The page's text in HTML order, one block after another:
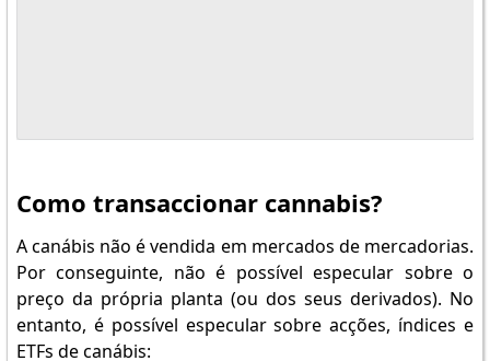
Como transaccionar cannabis?
A canábis não é vendida em mercados de mercadorias.
Por conseguinte, não é possível especular sobre o
preço da própria planta (ou dos seus derivados). No
entanto, é possível especular sobre acções, índices e
ETFs de canábis: